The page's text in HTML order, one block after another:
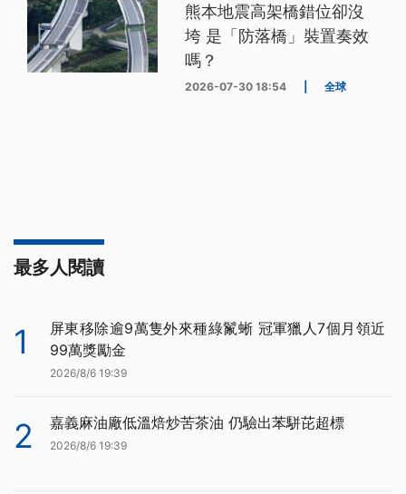
熊本地震高架橋錯位卻沒
垮 是「防落橋」裝置奏效
嗎？
2026-07-30 18:54 全球
最多人閱讀
1
屏東移除逾9萬隻外來種綠鬣蜥 冠軍獵人7個月領近
99萬獎勵金
2026/8/6 19:39
2 嘉義麻油廠低溫焙炒苦茶油 仍驗出苯駢芘超標
2026/8/6 19:39